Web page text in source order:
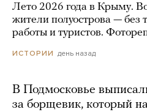
Лето 2026 года в Крыму.
жители полуострова — без
работы и туристов.
ИСТОРИИ день назад
В Подмосковье
за борщевик, который